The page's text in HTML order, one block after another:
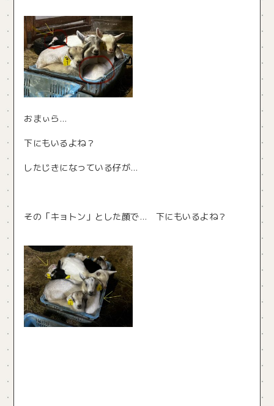
おまぃら…
下にもいるよね？
したじきになっている仔が…
その「キョトン」とした顔で… 下にもいるよね？